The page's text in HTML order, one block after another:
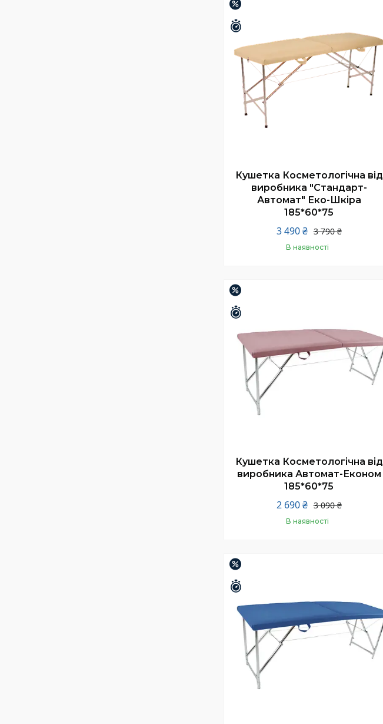
Кушетка Косметологічна від
виробника "Стандарт-
Автомат" Еко-Шкіра
185*60*75
3 790 ₴
3 490 ₴
В наявності
Кушетка Косметологічна від
виробника Автомат-Економ
185*60*75
3 090 ₴
2 690 ₴
В наявності